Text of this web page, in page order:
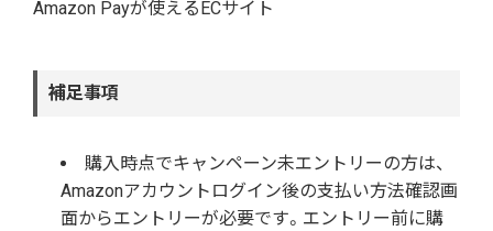
Amazon Payが使えるECサイト
補足事項
購入時点でキャンペーン未エントリーの方は、
Amazonアカウントログイン後の支払い方法確認画
面からエントリーが必要です。エントリー前に購